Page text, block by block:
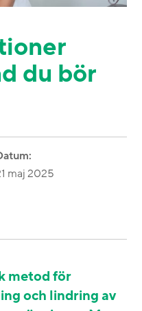
du bör
maj 2025
metod för
och lindring av